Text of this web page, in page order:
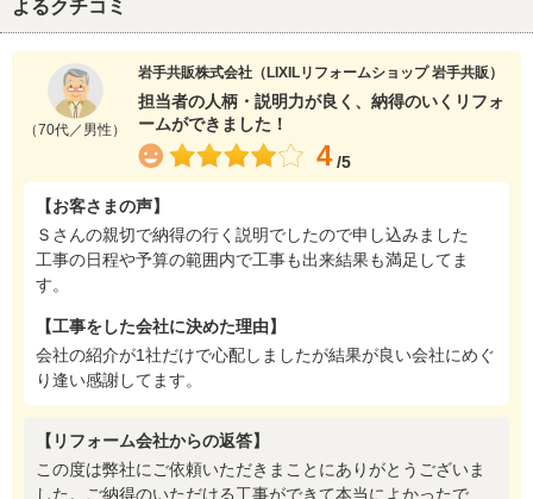
よるクチコミ
（70代／男性）
岩手共販株式会社（LIXILリフォームショップ 岩手共販）
担当者の人柄・説明力が良く、納得のいくリフォ
ームができました！
4 /5
【お客さまの声】
Ｓさんの親切で納得の行く説明でしたので申し込みました
工事の日程や予算の範囲内で工事も出来結果も満足してま
す。
【工事をした会社に決めた理由】
会社の紹介が1社だけで心配しましたが結果が良い会社にめぐ
り逢い感謝してます。
【リフォーム会社からの返答】
この度は弊社にご依頼いただきまことにありがとうございま
した。ご納得のいただける工事ができて本当によかったで